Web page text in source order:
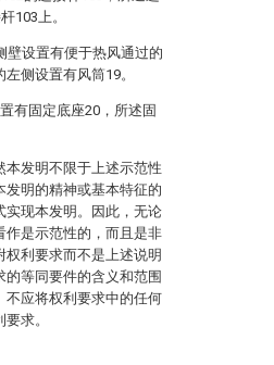
103上。
壁设置有便于热风通过的
侧设置有风筒19。
有固定底座20，所述固
发明不限于上述示范性
明的精神或基本特征的
实现本发明。因此，无论
作是示范性的，而且是非
利要求而不是上述说明
等同要件的含义和范围
不应将权利要求中的任何
求。